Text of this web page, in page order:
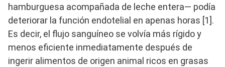
hamburguesa acompañada de leche entera— podía
deteriorar la función endotelial en apenas horas [1].
Es decir, el flujo sanguíneo se volvía más rígido y
menos eficiente inmediatamente después de
ingerir alimentos de origen animal ricos en grasas